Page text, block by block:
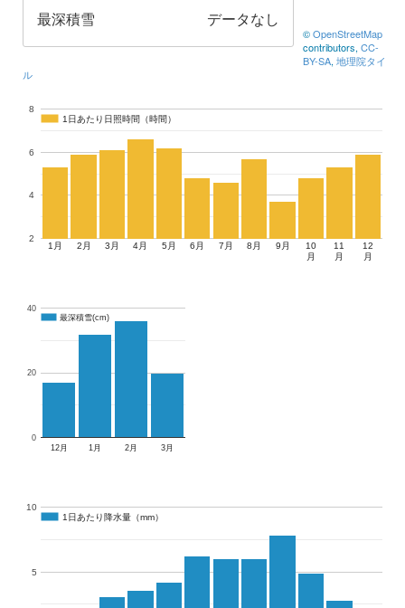
最深積雪 データなし
©OpenStreetMap
contributors, CC-
BY-SA, 地理院タイ
ル
1月 2月 3月 4月 5月 6月 7月 8月 9月
10
月
11
月
12
月
2
4
6
8
1日あたり日照時間（時間）
1日あたり日照時間（時間）
12月 1月 2月 3月
0
20
40
最深積雪(cm)
最深積雪(cm)
5
10
1日あたり降水量（mm）
1日あたり降水量（mm）